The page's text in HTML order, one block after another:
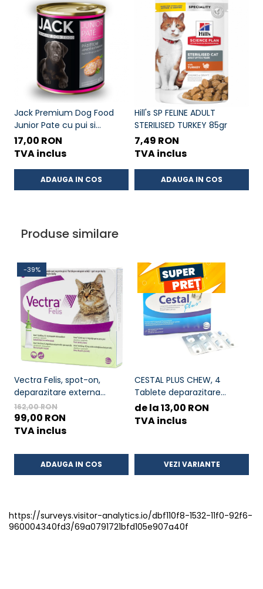
Jack Premium Dog Food
Junior Pate cu pui si
morcov 800g
17,00 RON
TVA inclus
ADAUGA IN COS
Hill's SP FELINE ADULT
STERILISED TURKEY 85gr
7,49 RON
TVA inclus
ADAUGA IN COS
Produse similare
-39%
Vectra Felis, spot-on,
deparazitare externa
pentru pisici, 3 pipete
162,00 RON
99,00 RON
TVA inclus
ADAUGA IN COS
CESTAL PLUS CHEW, 4
Tablete deparazitare
interna pentru caini
de la 13,00 RON
TVA inclus
VEZI VARIANTE
https://surveys.visitor-analytics.io/dbf110f8-1532-11f0-92f6-
960004340fd3/69a0791721bfd105e907a40f